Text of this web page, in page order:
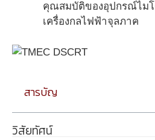
คุณสมบัติของอุปกรณ์ไมโ
เครื่องกลไฟฟ้าจุลภาค
สารบัญ
วิสัยทัศน์